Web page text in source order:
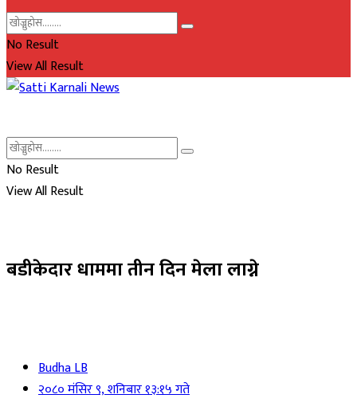
No Result
View All Result
No Result
View All Result
बडीकेदार धाममा तीन दिन मेला लाग्ने
Budha LB
२०८० मंसिर ९, शनिबार १३:१५ गते